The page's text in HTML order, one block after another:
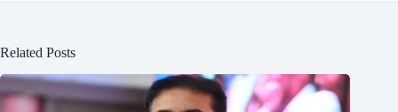
Related Posts